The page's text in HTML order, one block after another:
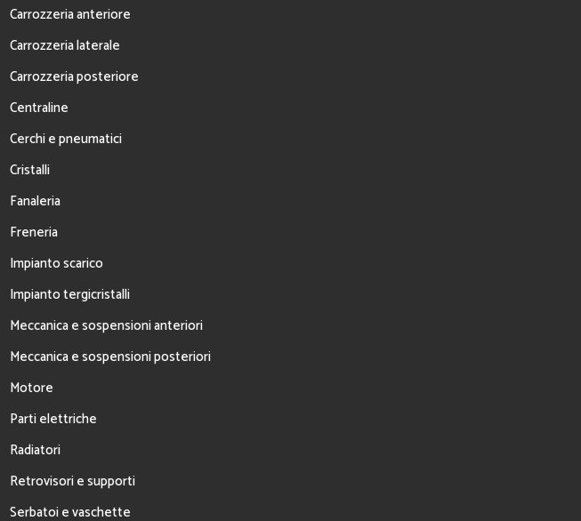
Carrozzeria anteriore
Carrozzeria laterale
Carrozzeria posteriore
Centraline
Cerchi e pneumatici
Cristalli
Fanaleria
Freneria
Impianto scarico
Impianto tergicristalli
Meccanica e sospensioni anteriori
Meccanica e sospensioni posteriori
Motore
Parti elettriche
Radiatori
Retrovisori e supporti
Serbatoi e vaschette